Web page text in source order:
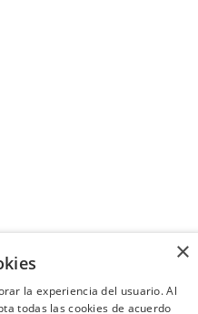
×
la experiencia del usuario. Al
todas las cookies de acuerdo